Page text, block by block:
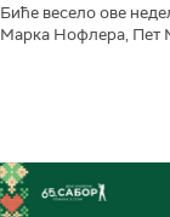
Биће весело ове
Марка Нофлера, Пет